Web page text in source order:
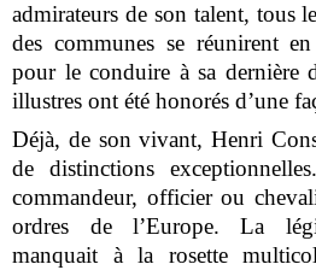
admirateurs de son talent, tous
des communes se réunirent
pour le conduire à sa dernière
illustres ont été honorés d’une
Déjà, de son vivant, Henri
de distinctions
commandeur, officier ou
ordres de l’Europe. La
manquait à la rosette